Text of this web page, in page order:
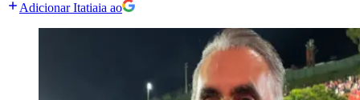
Adicionar Itatiaia ao